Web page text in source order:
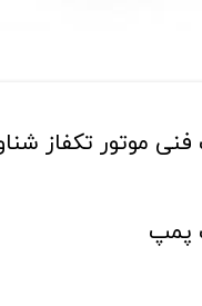
تکفاز شناور
پمپ